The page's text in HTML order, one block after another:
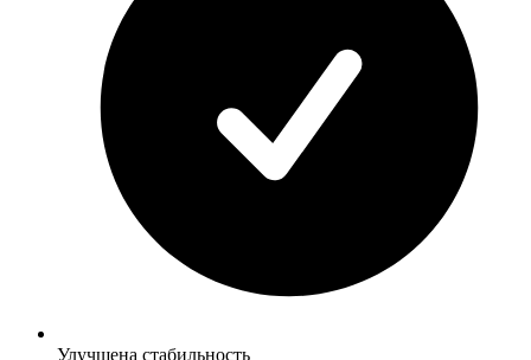
Улучшена стабильность